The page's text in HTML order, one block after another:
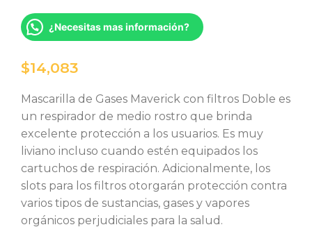
¿Necesitas mas información?
$
Mascarilla de Gases Maverick con filtros Doble es
un respirador de medio rostro que brinda
excelente protección a los usuarios. Es muy
liviano incluso cuando estén equipados los
cartuchos de respiración. Adicionalmente, los
slots para los filtros otorgarán protección contra
varios tipos de sustancias, gases y vapores
orgánicos perjudiciales para la salud.